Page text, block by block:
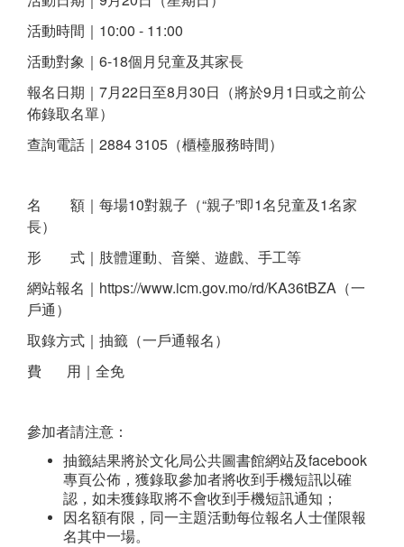
活動時間｜10:00 - 11:00
活動對象｜6-18個月兒童及其家長
報名日期｜7月22日至8月30日（將於9月1日或之前公
佈錄取名單）
查詢電話｜2884 3105（櫃檯服務時間）
名 額｜每場10對親子（“親子”即1名兒童及1名家
長）
形 式｜肢體運動、音樂、遊戲、手工等
網站報名｜https://www.icm.gov.mo/rd/KA36tBZA（一
戶通）
取錄方式｜抽籤（一戶通報名）
費 用｜全免
參加者請注意：
抽籤結果將於文化局公共圖書館網站及facebook
專頁公佈，獲錄取參加者將收到手機短訊以確
認，如未獲錄取將不會收到手機短訊通知；
因名額有限，同一主題活動每位報名人士僅限報
名其中一場。